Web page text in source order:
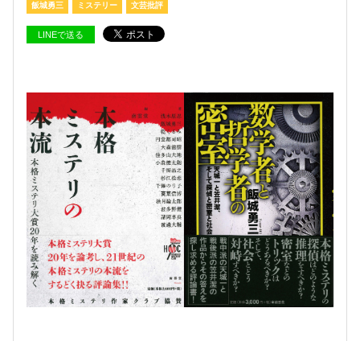
飯城勇三 ミステリー 文芸批評
LINEで送る